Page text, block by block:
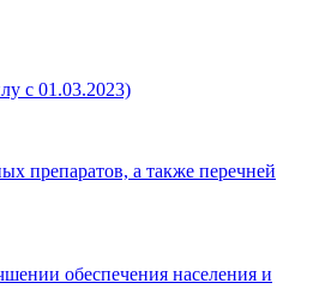
с 01.03.2023)
препаратов, а также перечней
обеспечения населения и